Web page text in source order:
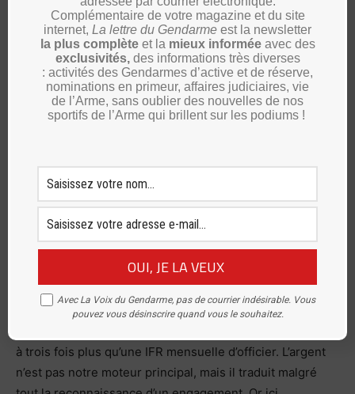
Il est là pour compenser, assurer l’alternance, permettre
au commandant en titre de souffler… Oui, mais…Que se
passe-t-il quand un chef (comprenez commandant de
groupement) ne souhaite s’adresser qu’au commandant
de compagnie en titre? Quand une situation l’exige, qu’un
événement l’impose, qu’un cas RH le nécessite ? Et je
notamment sur plusieurs semaines consécutives.
Urgent de repenser le modèle
Et nos familles dans tout cela ? Elles vivent au rythme du
service, souvent en décalage, parfois dans
l’incompréhension. Pendant ce temps, dans le civil, un
à trois fois plus qu’une IFR mensuelle d’officier. L’argent
n’est pas notre moteur principal, mais il traduit malgré
Complémentaire de votre magazine et du site
internet, La lettre du Gendarme est la newsletter
la plus complète et la mieux informéeavec des
exclusivités, des informations très diverses
: activités des Gendarmes d’active et de réserve,
nominations en primeur, affaires judiciaires, vie
de l’Arme, sans oublier des nouvelles de nos
sportifs de l’Arme qui brillent sur les podiums !
Avec La Voix du Gendarme, pas de courrier indésirable. Vous
pouvez vous désinscrire quand vous le souhaitez.